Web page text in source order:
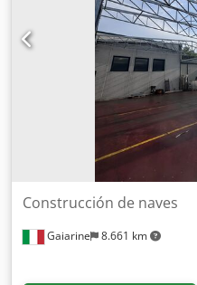
1000 x 2000 mm,
9002 y con recubrimiento
nunca se han instalado.
para mampostería de 265
1 cerrador de puerta
contacto de pestillo para la
Cerradura con función
adicional con apertura
fuego. El grosor de la hoja
vende sin instalar y en
Acqsr Oportunidad para
Nuestro precio de
recolección en nuestras
Gaiarine 8.661 km
Construcción de naves